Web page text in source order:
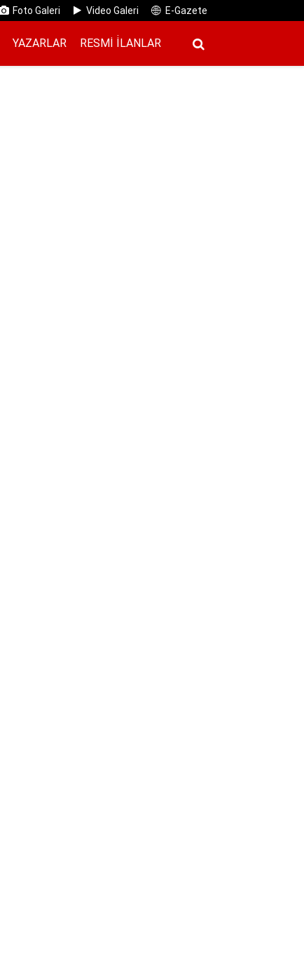
Foto Galeri Video Galeri E-Gazete
YAZARLAR RESMI İ̇LANLAR